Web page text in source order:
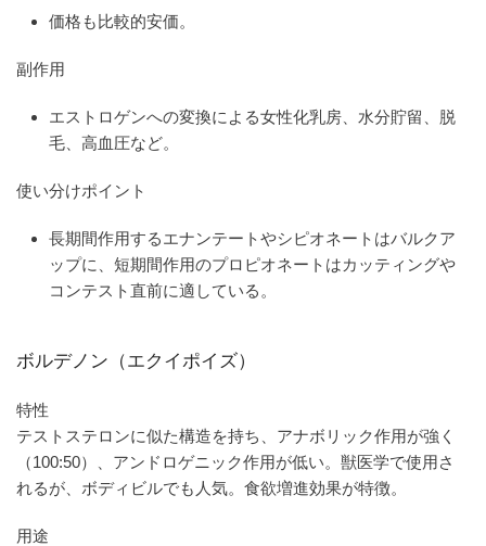
価格も比較的安価。
副作用
エストロゲンへの変換による女性化乳房、水分貯留、脱
毛、高血圧など。
使い分けポイント
長期間作用するエナンテートやシピオネートはバルクア
ップに、短期間作用のプロピオネートはカッティングや
コンテスト直前に適している。
ボルデノン（エクイポイズ）
特性
テストステロンに似た構造を持ち、アナボリック作用が強く
（100:50）、アンドロゲニック作用が低い。獣医学で使用さ
れるが、ボディビルでも人気。食欲増進効果が特徴。
用途